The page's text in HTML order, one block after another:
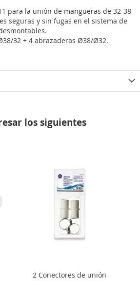
para la unión de mangueras de 32-38
seguras y sin fugas en el sistema de
32 + 4 abrazaderas Ø38/Ø32.
los siguientes
2 Conectores de unión